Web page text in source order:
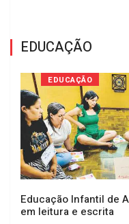
EDUCAÇÃO
EDUCAÇÃO
Educação Infantil de
em leitura e escrita